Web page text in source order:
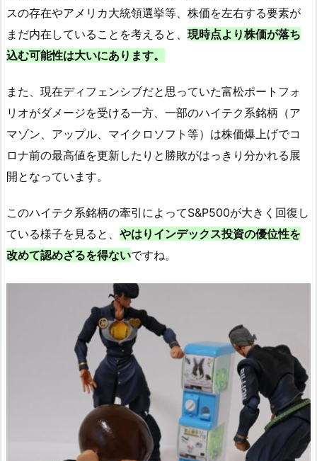
スの存在やアメリカ大統領選挙等、株価を左右する要素が
まだ内在していることを考えると、 現時点より株価が落ち
込む可能性は大いにあります。
また、現在ディフェンシブだと思っていた富松ポートフォ
リオがダメージを受ける一方、一部のハイテク系銘柄（ア
マゾン、アップル、マイクロソフト等）は株価爆上げでコ
ロナ前の最高値を更新したりと勝敗がはっきり分かれる展
開となっています。
このハイテク系銘柄の牽引によってS&P500が大きく回復し
ている様子を見ると、 やはりインデックス投資の優位性を
改めて認めざるを得ないですね。